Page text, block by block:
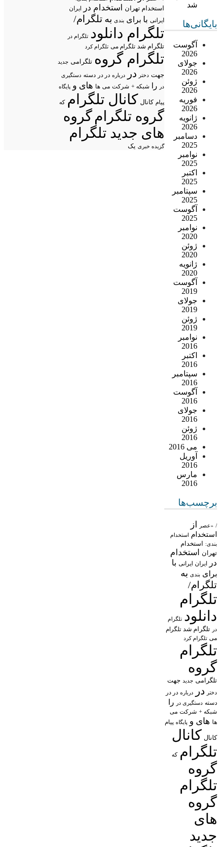
شد
بایگانی‌ها
آگوست
2026
جولای
2026
ژوئن
2026
فوریه
2026
ژانویه
2026
دسامبر
2025
نوامبر
2025
اکتبر
2025
سپتامبر
2025
آگوست
2025
نوامبر
2020
ژوئن
2020
ژانویه
2020
آگوست
2019
جولای
2019
ژوئن
2019
نوامبر
2016
اکتبر
2016
سپتامبر
2016
آگوست
2016
جولای
2016
ژوئن
2016
می 2016
آوریل
2016
مارس
2016
برچسب‌ها
/ «عصر از
استخدام استخدام
بندی: استخدام
تهران
استخدام
در
ایران ایرانی با
برای بندی به
تلگرام/
تلگرام
دانلود تلگرام
در تلگرام شد تلگرام
می تلگرام کرد
تلگرام
گروه
تلگرامی جدید جهت
دختر در درباره در در
دسته دستگیری در را
شبکه + شرکت می
ها های و پایگاه پیام
کانال کانال
تلگرام که
گروه
تلگرام
گروه
های
جدید
استخدام تهران استخدام در ایران
ایرانی با برای بندی به تلگرام/
تلگرام دانلود تلگرام در
تلگرام شد تلگرام می تلگرام کرد
تلگرام گروه تلگرامی جدید
جهت دختر در درباره در در دسته دستگیری
در
را شبکه + شرکت می ها های و پایگاه
پیام کانال کانال تلگرام که
گروه تلگرامگروه
های جدید تلگرام
گزیده خبری یک